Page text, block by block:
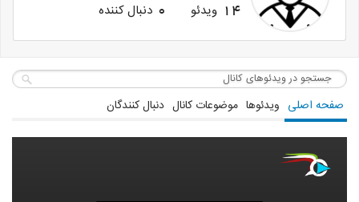
14 ویدئو 0 دنبال کننده
صفحه اصلی ویدئوها موضوعات کانال دنبال کنندگان